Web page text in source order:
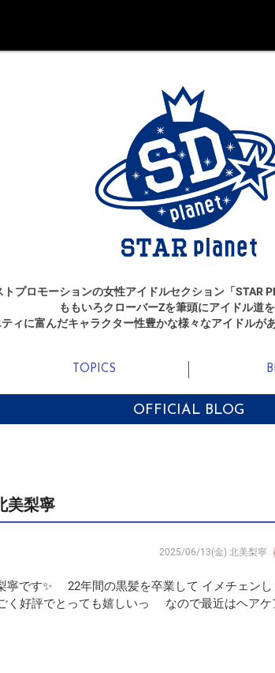
トプロモーションの女性アイドルセクション「STAR
ももいろクローバーZを筆頭にアイドル道
ィに富んだキャラクター性豊かな様々なアイドルが
TOPICS
OFFICIAL BLOG
美梨寧
2025/06/13(金)北美梨寧
寧です✨ 22年間の黒髪を卒業して イメチェンし
好評でとっても嬉しいっ なので最近はヘアケ